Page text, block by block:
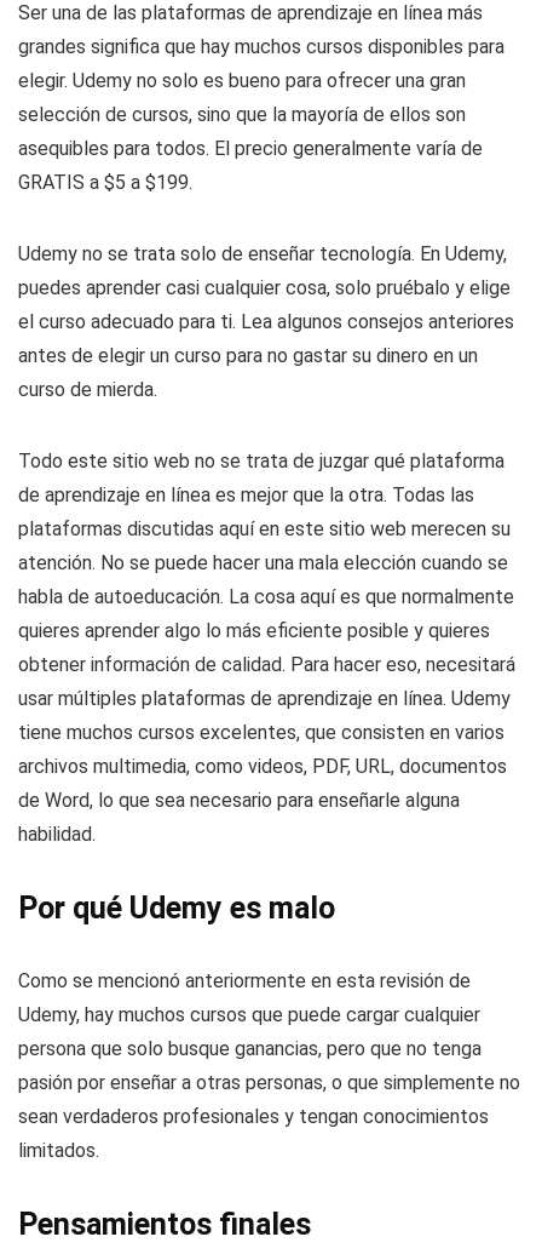
Ser una de las plataformas de aprendizaje en línea más
grandes significa que hay muchos cursos disponibles para
elegir. Udemy no solo es bueno para ofrecer una gran
selección de cursos, sino que la mayoría de ellos son
asequibles para todos. El precio generalmente varía de
GRATIS a $5 a $199.
Udemy no se trata solo de enseñar tecnología. En Udemy,
puedes aprender casi cualquier cosa, solo pruébalo y elige
el curso adecuado para ti. Lea algunos consejos anteriores
antes de elegir un curso para no gastar su dinero en un
curso de mierda.
Todo este sitio web no se trata de juzgar qué plataforma
de aprendizaje en línea es mejor que la otra. Todas las
plataformas discutidas aquí en este sitio web merecen su
atención. No se puede hacer una mala elección cuando se
habla de autoeducación. La cosa aquí es que normalmente
quieres aprender algo lo más eficiente posible y quieres
obtener información de calidad. Para hacer eso, necesitará
usar múltiples plataformas de aprendizaje en línea. Udemy
tiene muchos cursos excelentes, que consisten en varios
archivos multimedia, como videos, PDF, URL, documentos
de Word, lo que sea necesario para enseñarle alguna
habilidad.
Por qué Udemy es malo
Como se mencionó anteriormente en esta revisión de
Udemy, hay muchos cursos que puede cargar cualquier
persona que solo busque ganancias, pero que no tenga
pasión por enseñar a otras personas, o que simplemente no
sean verdaderos profesionales y tengan conocimientos
limitados.
Pensamientos finales